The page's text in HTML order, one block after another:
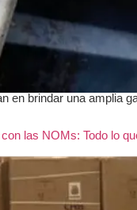
en brindar una amplia
las NOMs: Todo lo